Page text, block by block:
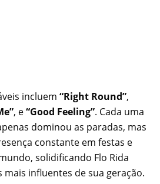
incluem “Right Round”,
, e“Good Feeling”. Cada uma
dominou as paradas, mas
constante em festas e
solidificando Flo Rida
influentes de sua geração.